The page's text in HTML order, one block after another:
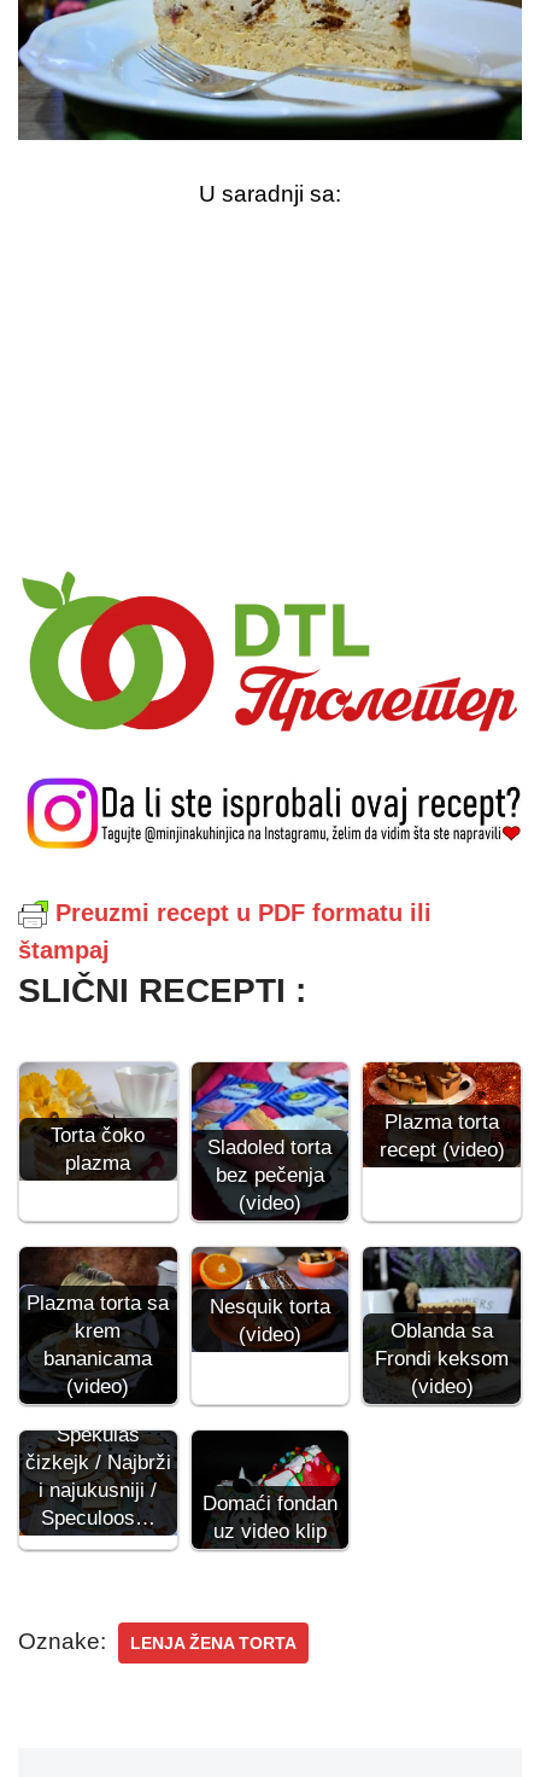
U saradnji sa:
Preuzmi recept u PDF formatu ili
štampaj
SLIČNI RECEPTI :
Torta čoko
plazma
Sladoled torta
bez pečenja
(video)
Plazma torta
recept (video)
Plazma torta sa
krem
bananicama
(video)
Nesquik torta
(video)
Oblanda sa
Frondi keksom
(video)
Špekulas
čizkejk / Najbrži
i najukusniji /
Speculoos…
Domaći fondan
uz video klip
Oznake: LENJA ŽENA TORTA